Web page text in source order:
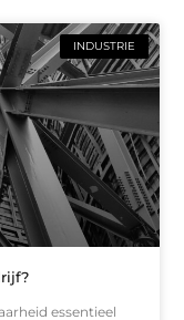
INDUSTRIE
essentieel